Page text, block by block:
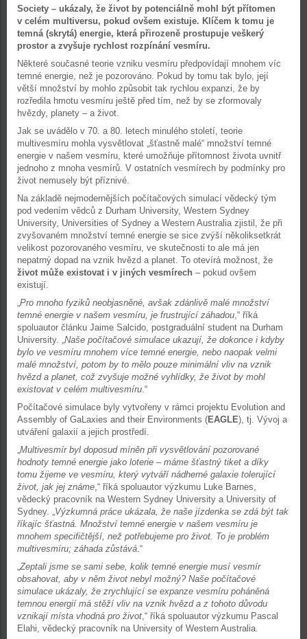
Society – ukázaly, že život by potenciálně mohl být přítomen
v celém multiversu, pokud ovšem existuje. Klíčem k tomu je
temná (skrytá) energie, která přirozeně prostupuje veškerý
prostor a zvyšuje rychlost rozpínání vesmíru.
Některé současné teorie vzniku vesmíru předpovídají mnohem víc
temné energie, než je pozorováno. Pokud by tomu tak bylo, její
větší množství by mohlo způsobit tak rychlou expanzi, že by
rozředila hmotu vesmíru ještě před tím, než by se zformovaly
hvězdy, planety – a život.
Jak se uvádělo v 70. a 80. letech minulého století, teorie
multivesmíru mohla vysvětlovat „šťastně malé“ množství temné
energie v našem vesmíru, které umožňuje přítomnost života uvnitř
jednoho z mnoha vesmírů. V ostatních vesmírech by podmínky pro
život nemusely být příznivé.
Na základě nejmodernějších počítačových simulací vědecký tým
pod vedením vědců z Durham University, Western Sydney
University, Universities of Sydney a Western Australia zjistil, že při
zvyšovaném množství temné energie se sice zvýší několiksetkrát
velikost pozorovaného vesmíru, ve skutečnosti to ale má jen
nepatrný dopad na vznik hvězd a planet. To otevírá možnost, že
život může existovat i v jiných vesmírech – pokud ovšem
existují.
„Pro mnoho fyziků neobjasněné, avšak zdánlivě malé množství
temné energie v našem vesmíru, je frustrující záhadou,“ říká
spoluautor článku Jaime Salcido, postgraduální student na Durham
University. „Naše počítačové simulace ukazují, že dokonce i kdyby
bylo ve vesmíru mnohem více temné energie, nebo naopak velmi
malé množství, potom by to mělo pouze minimální vliv na vznik
hvězd a planet, což zvyšuje možné vyhlídky, že život by mohl
existovat v celém multivesmíru.“
Počítačové simulace byly vytvořeny v rámci projektu Evolution and
Assembly of GaLaxies and their Environments (EAGLE), tj. Vývoj a
utváření galaxií a jejich prostředí.
„Multivesmír byl doposud míněn při vysvětlování pozorované
hodnoty temné energie jako loterie – máme šťastný tiket a díky
tomu žijeme ve vesmíru, který vytváří nádherné galaxie tolerující
život, jak jej známe,“ říká spoluautor výzkumu Luke Barnes,
vědecký pracovník na Western Sydney University a University of
Sydney. „Výzkumná práce ukázala, že naše jízdenka se zdá být tak
říkajíc šťastná. Množství temné energie v našem vesmíru je
mnohem specifičtější, než potřebujeme pro život. To je problém
multivesmíru; záhada zůstává.“
„Zeptali jsme se sami sebe, kolik temné energie musí vesmír
obsahovat, aby v něm život nebyl možný? Naše počítačové
simulace ukázaly, že zrychlující se expanze vesmíru poháněná
temnou energií má stěží vliv na vznik hvězd a z tohoto důvodu
vznikají místa vhodná pro život,“ říká spoluautor výzkumu Pascal
Elahi, vědecký pracovník na University of Western Australia.